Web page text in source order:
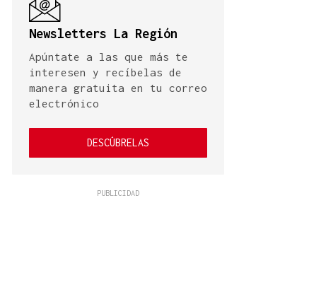
Newsletters La Región
Apúntate a las que más te
interesen y recíbelas de
manera gratuita en tu correo
electrónico
DESCÚBRELAS